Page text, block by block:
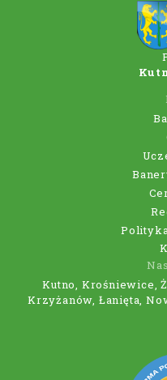
Kutno, Krośniewice,
Krzyżanów, Łanięta,